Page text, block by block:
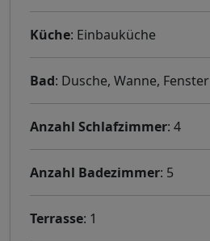
Küche: Einbauküche
Bad: Dusche, Wanne, Fenster
Anzahl Schlafzimmer: 4
Anzahl Badezimmer: 5
Terrasse: 1